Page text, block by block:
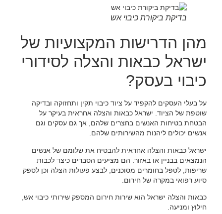
בדיקת ביקורת כיבוי אש
מהן הדרישות המקצועיות של
ישראל כבאות והצלה לסידורי
כיבוי בעסק?
על בעלי העסקים להקפיד על ציוד כיבוי תקין ותחזוקה ובדיקה
שוטפת של הציוד. ישראל כבאות והצלה אחראית בעיקר על
הבטחת בטיחות האנשים בחצרים שלהם, אך גם עסקים וגם
אנשים יכולים ליהנות מהשירותים שלהם.
ישראל כבאות והצלה אחראית להבטיח את שלומם של אנשים
הנמצאים בבניין או באזור. הם מציעים הסברים כיצד לכבות
שריפות, לטפל בחומרים מסוכנים, לבצע פעולות הצלה וכן לספק
סיוע רפואי במקרה של חירום.
כבאות והצלה ישראל הוא שירות חירום המספק שירותי כיבוי אש,
חילוץ ומניעה.